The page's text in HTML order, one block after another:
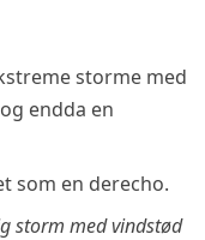
storme med
endda en
som en derecho.
storm med vindstød